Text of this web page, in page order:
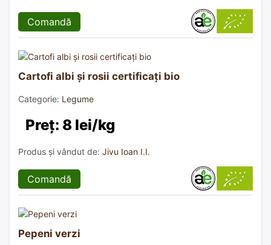
Comandă
Cartofi albi și rosii certificați bio
Categorie: Legume
Preț: 8 lei/kg
Produs și vândut de: Jivu Ioan I.I.
Comandă
Pepeni verzi